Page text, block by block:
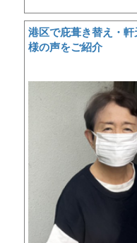
港区で庇葺き替え・
様の声をご紹介